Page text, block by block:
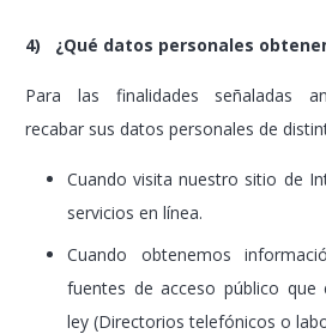
4) ¿Qué datos personales
Para las finalidades señaladas
recabar sus datos personales de
Cuando visita nuestro sitio de
servicios en línea.
Cuando obtenemos
fuentes de acceso público que
ley (Directorios telefónicos o